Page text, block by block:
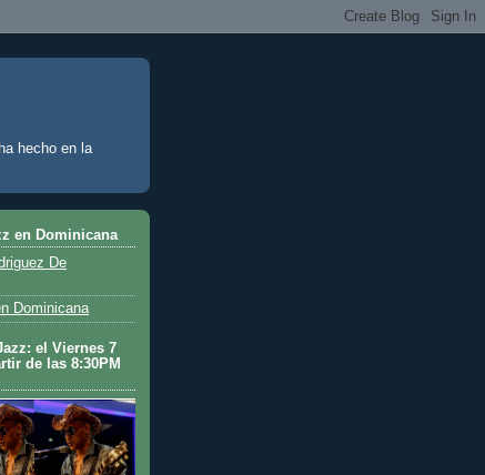
hecho en la
en Dominicana
De
Dominicana
el Viernes 7
de las 8:30PM